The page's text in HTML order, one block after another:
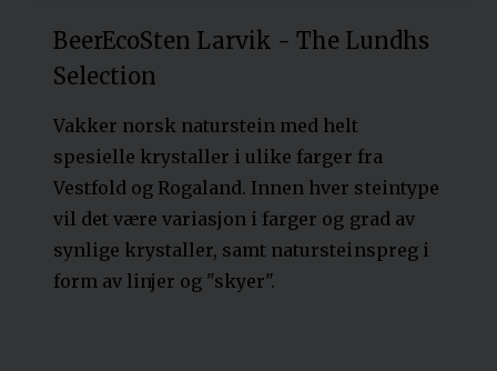
BeerEcoSten Larvik - The Lundhs
Selection
Vakker norsk naturstein med helt
spesielle krystaller i ulike farger fra
Vestfold og Rogaland. Innen hver steintype
vil det være variasjon i farger og grad av
synlige krystaller, samt natursteinspreg i
form av linjer og "skyer".